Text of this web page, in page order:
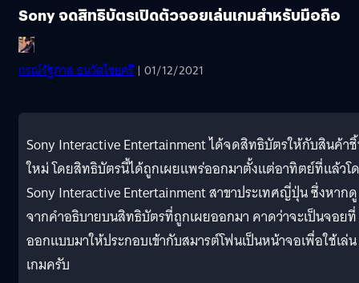
Sony จดสิทธิบัตรเปิดตัวจอยเล่นเกมสำหรับมือถือ
กรณ์รัฐภาส ธนวัตไชยศรี | 01/12/2021
Sony Interactive Entertainment ได้จดสิทธิบัตรให้กับสินค้า
ใหม่ โดยสิทธิบัตรนี้ได้ถูกเผยแพร่ออกมาตั้งแต่อาทิตย์ที่แล้วโ
Sony Interactive Entertainment สาขาประเทศญี่ปุ่น ซึ่งหากดู
จากคำอธิบายบนสิทธิบัตรที่ถูกเผยออกมา คาดว่าจะเป็นจอยที่
ออกแบบมาให้ประกอบเข้ากับสมารต์โฟนเป็นหน้าจอเพื่อใช้เล่น
เกมครับ